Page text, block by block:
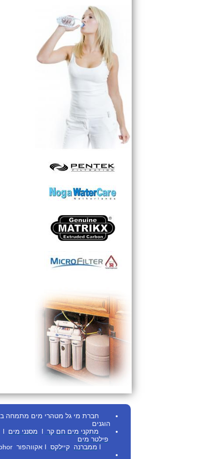
חברת מי גל מטהרי מים מתמחה
הוגנים
מתקני מים חם קר מסנני מים
פילטר מים
ממברנה קיילקס
אקווהפור Aquaphor